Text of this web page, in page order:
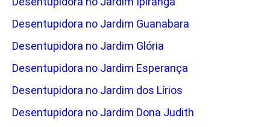
Desentupidora no Jardim Guanabara
Desentupidora no Jardim Glória
Desentupidora no Jardim Esperança
Desentupidora no Jardim dos Lírios
Desentupidora no Jardim Dona Judith